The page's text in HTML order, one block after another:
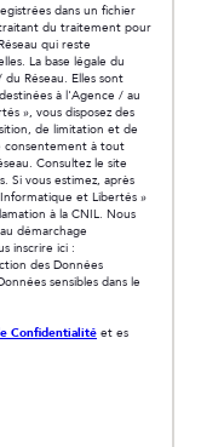
dans un fichier
du traitement pour
qui reste
La base légale du
Réseau. Elles sont
à l'Agence / au
», vous disposez des
de limitation et de
consentement à tout
Consultez le site
Si vous estimez, après
et Libertés »
à la CNIL. Nous
démarchage
inscrire ici :
des Données
sensibles dans le
Confidentialité et es